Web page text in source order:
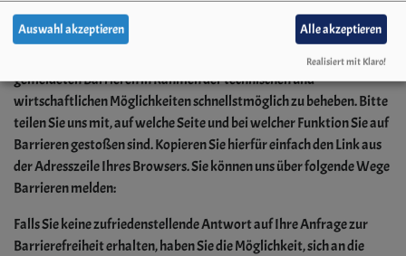
Sind Ihnen Barrieren beim Zugang zu Inhalten auf ej.dekanat-
schwabach.de aufgefallen? Dann können Sie sich gerne bei uns
melden. Wir freuen uns auf Ihr Feedback und bemühen uns, die
gemeldeten Barrieren in Rahmen der technischen und
wirtschaftlichen Möglichkeiten schnellstmöglich zu beheben. Bitte
teilen Sie uns mit, auf welche Seite und bei welcher Funktion Sie auf
Barrieren gestoßen sind. Kopieren Sie hierfür einfach den Link aus
der Adresszeile Ihres Browsers. Sie können uns über folgende Wege
Barrieren melden:
Falls Sie keine zufriedenstellende Antwort auf Ihre Anfrage zur
Barrierefreiheit erhalten, haben Sie die Möglichkeit, sich an die
Auswahl akzeptieren Alle akzeptieren
Realisiert mit Klaro!